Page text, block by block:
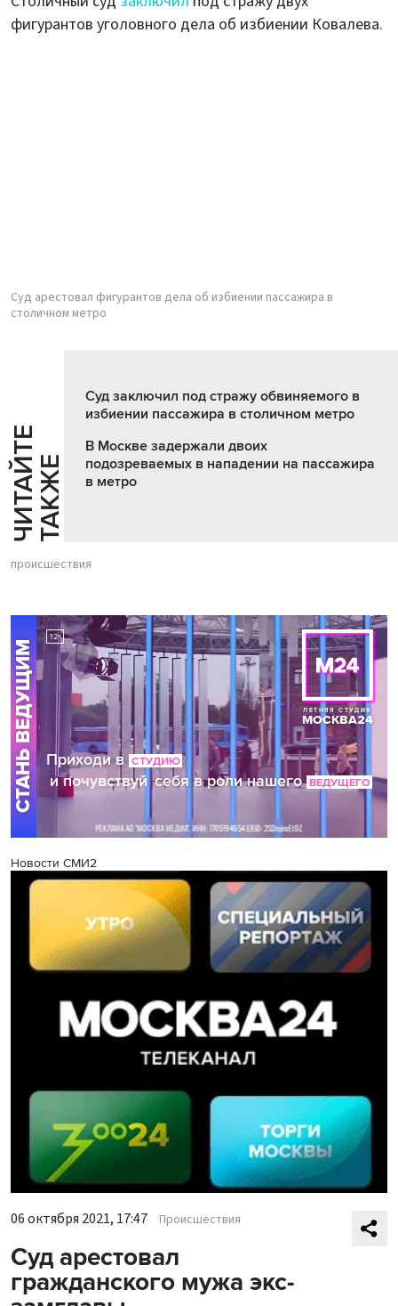
фигурантов уголовного дела об избиении Ковалева.
Суд арестовал фигурантов дела об избиении пассажира в
столичном метро
Ч
И
Т
АЙ
Т
Е
Т
А
К
ЖЕ
Суд заключил под стражу обвиняемого в
избиении пассажира в столичном метро
В Москве задержали двоих
подозреваемых в нападении на пассажира
в метро
происшествия
Новости СМИ2
06 октября 2021, 17:47 Происшествия
Суд арестовал
гражданского мужа экс-